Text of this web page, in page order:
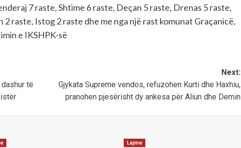
7 raste, Shtime 6 raste, Deçan 5 raste, Drenas 5 raste,
raste, Istog 2 raste dhe me nga një rast komunat Graçanicë,
e IKSHPK-së
të
Next:
Gjykata Supreme vendos, refuzohen Kurti dhe Haxhiu,
pranohen pjesërisht dy ankesa për Aliun dhe Demin
Lajme